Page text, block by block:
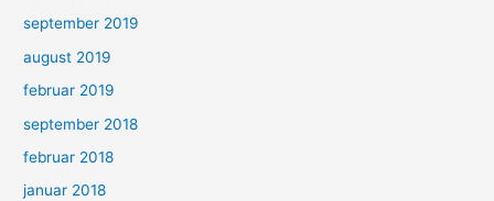
september 2019
august 2019
februar 2019
september 2018
februar 2018
januar 2018